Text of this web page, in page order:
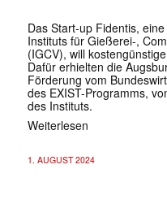
Das Start-up Fidentis,
Instituts für Gießerei-,
(IGCV), will
Dafür erhielten die
Förderung vom
des EXIST-Programms,
des Instituts.
Weiterlesen
1. AUGUST 2024